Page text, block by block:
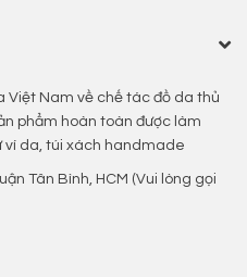
Việt Nam về chế tác đồ da thủ
phẩm hoàn toàn được làm
ví da, túi xách handmade
Tân Bình, HCM (Vui lòng gọi